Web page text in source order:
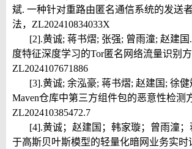
斌. 一种针对重路由匿名通信系统的发送
法，ZL202410834033X
[2].黄诚; 蒋书熠; 张强; 曾雨潼; 赵建
度特征深度学习的Tor匿名网络流量识别方
ZL2024107671886
[3].黄诚; 余泓豪; 蒋书熠; 赵建国; 徐
Maven仓库中第三方组件包的恶意性检测
ZL202410385472.7
[4].黄诚；赵建国；韩家璇；曾雨潼
于高斯贝叶斯模型的轻量化暗网业务实时